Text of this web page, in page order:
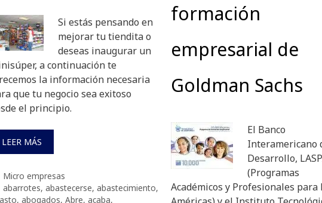
Si estás pensando en
mejorar tu tiendita o
deseas inaugurar un
a continuación te
la información necesaria
que tu negocio sea exitoso
el principio.
LEER MÁS
Categorías
Micro empresas
Etiquetas
abarrotes, abastecerse, abastecimiento,
, abogados, Abre, acaba,
formación
empresarial de
Goldman Sachs
El Banco
Interamericano
Desarrollo,
(Programas
Académicos y Profesionales para